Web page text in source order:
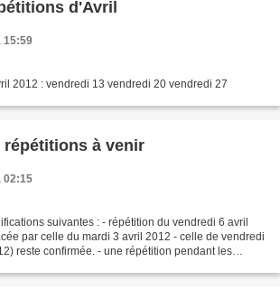
d'Avril
15:59
2012 : vendredi 13 vendredi 20 vendredi 27
à venir
02:15
suivantes : - répétition du vendredi 6 avril
par celle du mardi 3 avril 2012 - celle de vendredi
reste confirmée. - une répétition pendant les